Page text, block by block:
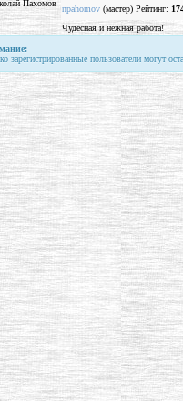
npahomov (мастер) Рейтинг:
Чудесная и нежная работа!
зарегистрированные пользователи могут